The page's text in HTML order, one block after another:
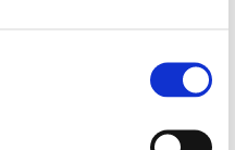
i lineære kretser